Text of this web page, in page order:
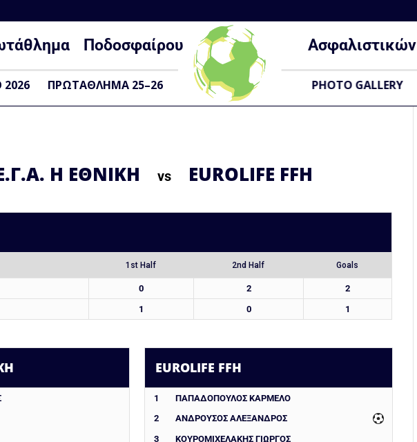
Ποδοσφαίρου Ασφαλιστικών
ΠΡΩΤΑΘΛΗΜΑ 25–26 PHOTO GALLERY
Η ΕΘΝΙΚΗ vs EUROLIFE FFH
1st Half 2nd Half Goals
0 2
2
1 0 1
EUROLIFE FFH
1
ΠΑΠΑΔΟΠΟΥΛΟΣ ΚΑΡΜΕΛΟ
2
ΑΝΔΡΟΥΣΟΣ ΑΛΕΞΑΝΔΡΟΣ
3
ΚΟΥΡΟΜΙΧΕΛΑΚΗΣ ΓΙΩΡΓΟΣ